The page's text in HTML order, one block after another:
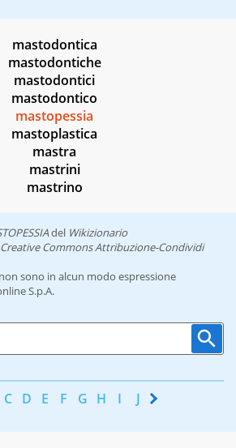
mastodontica
mastodontiche
mastodontici
mastodontico
mastopessia
mastoplastica
mastra
mastrini
mastrino
del Wikizionario
Commons Attribuzione-Condividi
sono in alcun modo espressione
S.p.A.
C D E F G H I J K